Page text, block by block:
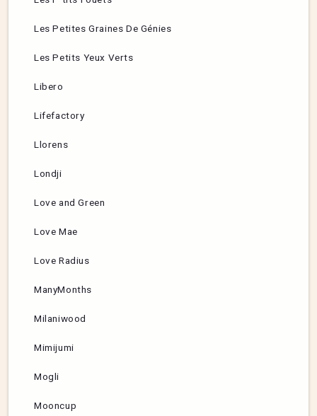
Les Petites Graines De Génies
Les Petits Yeux Verts
Libero
Lifefactory
Llorens
Londji
Love and Green
Love Mae
Love Radius
ManyMonths
Milaniwood
Mimijumi
Mogli
Mooncup